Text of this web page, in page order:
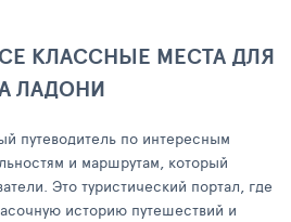
КЛАССНЫЕ МЕСТА ДЛЯ
ЛАДОНИ
путеводитель по интересным
и маршрутам, который
Это туристический портал, где
историю путешествий и